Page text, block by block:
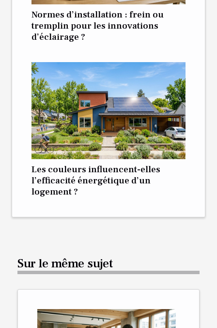
Normes d’installation : frein ou
tremplin pour les innovations
d’éclairage ?
Les couleurs influencent-elles
l’efficacité énergétique d’un
logement ?
Sur le même sujet